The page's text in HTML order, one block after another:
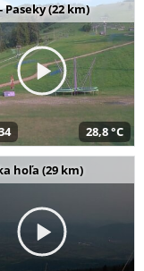
Paseky (22 km)
28,8 °C
hoľa (29 km)